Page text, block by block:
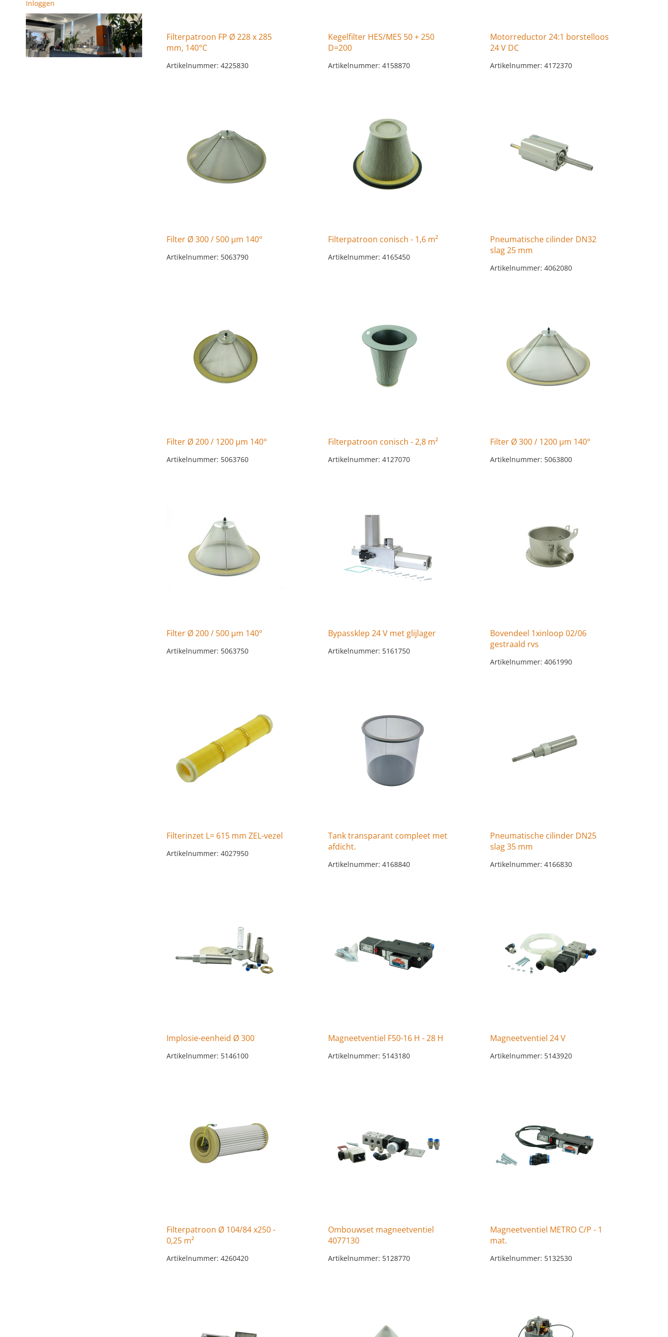
Filterpatroon FP Ø 228 x 285
mm, 140°C
Artikelnummer: 4225830
Kegelfilter HES/MES 50 + 250
D=200
Artikelnummer: 4158870
Motorreductor 24:1 borstelloos
24 V DC
Artikelnummer: 4172370
Filter Ø 300 / 500 µm 140°
Artikelnummer: 5063790
Filterpatroon conisch - 1,6 m²
Artikelnummer: 4165450
Pneumatische cilinder DN32
slag 25 mm
Artikelnummer: 4062080
Filter Ø 200 / 1200 µm 140°
Artikelnummer: 5063760
Filterpatroon conisch - 2,8 m²
Artikelnummer: 4127070
Filter Ø 300 / 1200 µm 140°
Artikelnummer: 5063800
Filter Ø 200 / 500 µm 140°
Artikelnummer: 5063750
Bypassklep 24 V met glijlager
Artikelnummer: 5161750
Bovendeel 1xinloop 02/06
gestraald rvs
Artikelnummer: 4061990
Filterinzet L= 615 mm ZEL-vezel
Artikelnummer: 4027950
Tank transparant compleet met
afdicht.
Artikelnummer: 4168840
Pneumatische cilinder DN25
slag 35 mm
Artikelnummer: 4166830
Implosie-eenheid Ø 300
Artikelnummer: 5146100
Magneetventiel F50-16 H - 28 H
Artikelnummer: 5143180
Magneetventiel 24 V
Artikelnummer: 5143920
Filterpatroon Ø 104/84 x250 -
0,25 m²
Artikelnummer: 4260420
Ombouwset magneetventiel
4077130
Artikelnummer: 5128770
Magneetventiel METRO C/P - 1
mat.
Artikelnummer: 5132530
Inloggen